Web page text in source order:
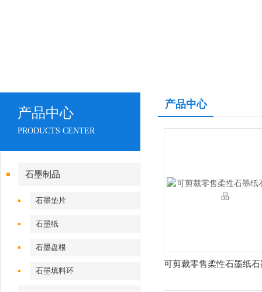
产品中心
PRODUCTS CENTER
石墨制品
石墨垫片
石墨纸
石墨盘根
石墨填料环
产品中心
可剪裁零售柔性石墨纸